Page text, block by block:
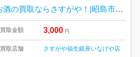
お酒の買取ならさすがや！|昭島市昭和町 | レミーマルタンXO スペシャル
買取金額 3,000 円
買取店舗 さすがや福生銀座いなげや店